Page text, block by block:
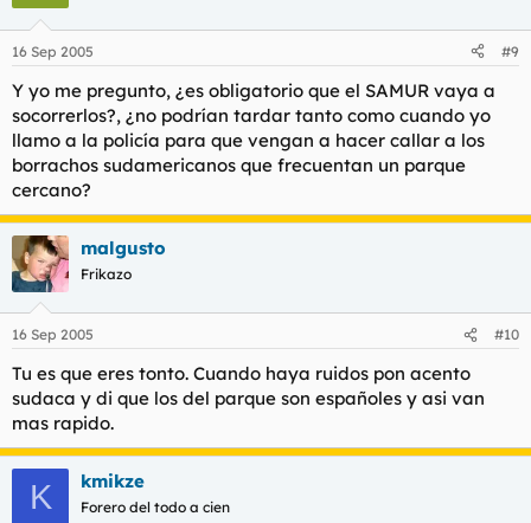
16 Sep 2005 #9
Y yo me pregunto, ¿es obligatorio que el SAMUR vaya a
socorrerlos?, ¿no podrían tardar tanto como cuando yo
llamo a la policía para que vengan a hacer callar a los
borrachos sudamericanos que frecuentan un parque
cercano?
malgusto
Frikazo
16 Sep 2005 #10
Tu es que eres tonto. Cuando haya ruidos pon acento
sudaca y di que los del parque son españoles y asi van
mas rapido.
K kmikze
Forero del todo a cien